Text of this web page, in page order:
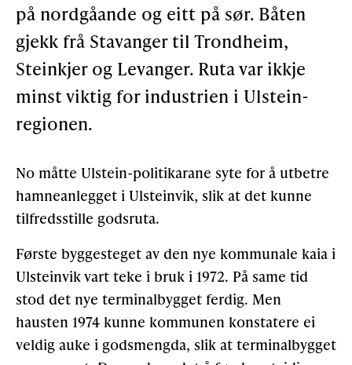
Levd liv
Podkast
BLI MEDLEM
Gløymt passord
på nordgåande og eitt på sør. Båten
gjekk frå Stavanger til Trondheim,
Steinkjer og Levanger. Ruta var ikkje
minst viktig for industrien i Ulstein-
regionen.
No måtte Ulstein-politikarane syte for å utbetre
hamneanlegget i Ulsteinvik, slik at det kunne
tilfredsstille godsruta.
Første byggesteget av den nye kommunale kaia i
Ulsteinvik vart teke i bruk i 1972. På same tid
stod det nye terminalbygget ferdig. Men
hausten 1974 kunne kommunen konstatere ei
veldig auke i godsmengda, slik at terminalbygget